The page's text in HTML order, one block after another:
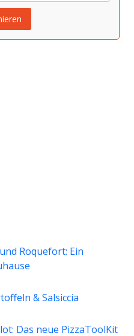
Roquefort: Ein
& Salsiccia
Das neue PizzaToolKit